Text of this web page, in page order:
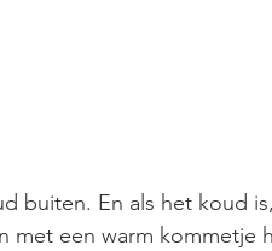
buiten. En als het koud
met een warm kommetje